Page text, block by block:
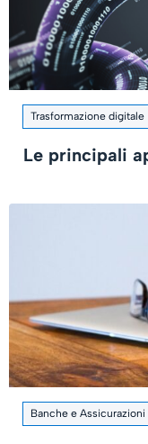
Trasformazione digitale
Le principali
Banche e Assicurazioni